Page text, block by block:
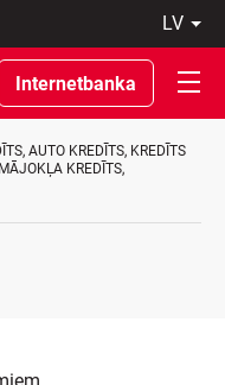
Internetbanka
AUTO KREDĪTS, KREDĪTS
KREDĪTS,